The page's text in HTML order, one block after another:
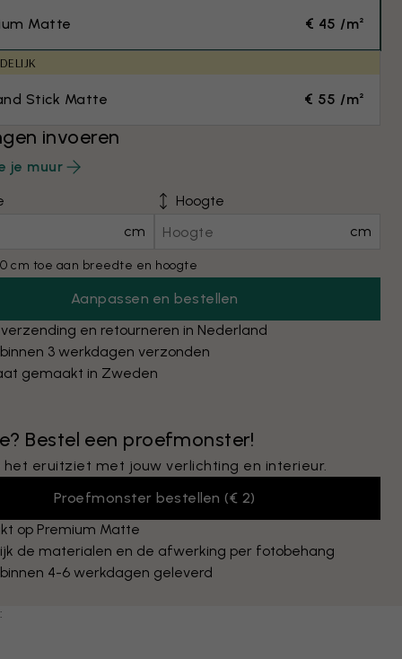
Matte € 45 /m²
Stick Matte € 55 /m²
invoeren
je muur
cm
Hoogte
cm
cm toe aan breedte en hoogte
Aanpassen en bestellen
en retourneren in Nederland
3 werkdagen verzonden
gemaakt in Zweden
Bestel een proefmonster!
het eruitziet met jouw verlichting en interieur.
Proefmonster bestellen (€ 2)
op Premium Matte
de materialen en de afwerking per fotobehang
4-6 werkdagen geleverd